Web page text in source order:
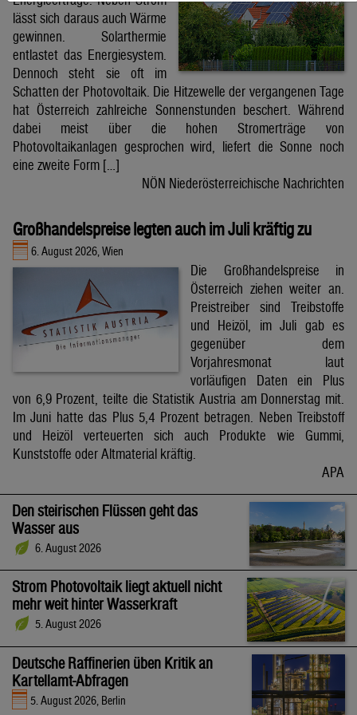
lässt sich daraus auch Wärme
gewinnen. Solarthermie
entlastet das Energiesystem.
Dennoch steht sie oft im
Schatten der Photovoltaik. Die Hitzewelle der vergangenen Tage
hat Österreich zahlreiche Sonnenstunden beschert. Während
dabei meist über die hohen Stromerträge von
Photovoltaikanlagen gesprochen wird, liefert die Sonne noch
eine zweite Form […]
NÖN Niederösterreichische Nachrichten
Großhandelspreise legten auch im Juli kräftig zu
6. August 2026, Wien
Die Großhandelspreise in
Österreich ziehen weiter an.
Preistreiber sind Treibstoffe
und Heizöl, im Juli gab es
gegenüber dem
Vorjahresmonat laut
vorläufigen Daten ein Plus
von 6,9 Prozent, teilte die Statistik Austria am Donnerstag mit.
Im Juni hatte das Plus 5,4 Prozent betragen. Neben Treibstoff
und Heizöl verteuerten sich auch Produkte wie Gummi,
Kunststoffe oder Altmaterial kräftig.
APA
Den steirischen Flüssen geht das
Wasser aus
6. August 2026
Strom Photovoltaik liegt aktuell nicht
mehr weit hinter Wasserkraft
5. August 2026
Deutsche Raffinerien üben Kritik an
Kartellamt-Abfragen
5. August 2026, Berlin